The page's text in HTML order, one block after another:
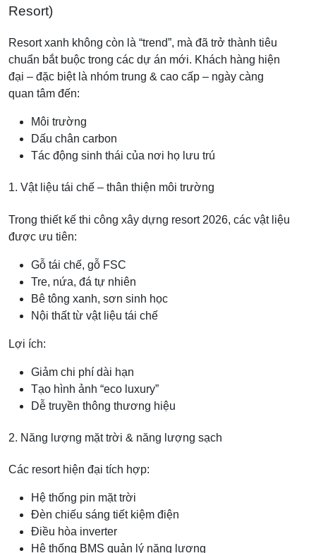
Resort)
Resort xanh không còn là “trend”, mà đã trở thành tiêu
chuẩn bắt buộc trong các dự án mới. Khách hàng hiện
đại – đặc biệt là nhóm trung & cao cấp – ngày càng
quan tâm đến:
Môi trường
Dấu chân carbon
Tác động sinh thái của nơi họ lưu trú
1. Vật liệu tái chế – thân thiện môi trường
Trong thiết kế thi công xây dựng resort 2026, các vật liệu
được ưu tiên:
Gỗ tái chế, gỗ FSC
Tre, nứa, đá tự nhiên
Bê tông xanh, sơn sinh học
Nội thất từ vật liệu tái chế
Lợi ích:
Giảm chi phí dài hạn
Tạo hình ảnh “eco luxury”
Dễ truyền thông thương hiệu
2. Năng lượng mặt trời & năng lượng sạch
Các resort hiện đại tích hợp:
Hệ thống pin mặt trời
Đèn chiếu sáng tiết kiệm điện
Điều hòa inverter
Hệ thống BMS quản lý năng lượng